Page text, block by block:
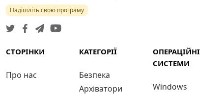
Надішліть свою програму
СТОРІНКИ
Про нас
КАТЕГОРІЇ
Безпека
Архіватори
ОПЕРАЦІЙНІ
СИСТЕМИ
Windows